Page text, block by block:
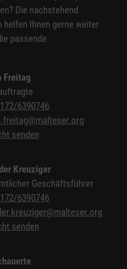
Die nachstehend
Ihnen gerne weiter
passende
Freitag
6390746
senden
Kreuziger
Geschäftsführer
6390746
senden